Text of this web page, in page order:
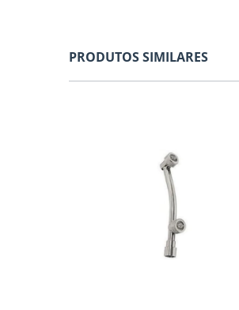
PRODUTOS SIMILARES